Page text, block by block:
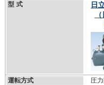
型 式
日
運転方式
圧